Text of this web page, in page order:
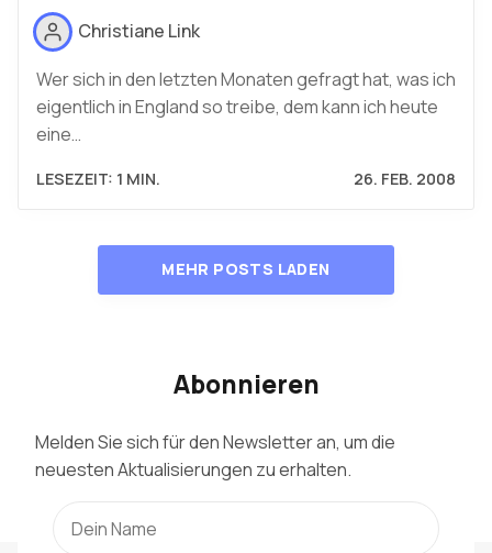
Christiane Link
Wer sich in den letzten Monaten gefragt hat, was ich
eigentlich in England so treibe, dem kann ich heute
eine…
LESEZEIT: 1 MIN. 26. FEB. 2008
MEHR POSTS LADEN
Abonnieren
Melden Sie sich für den Newsletter an, um die
neuesten Aktualisierungen zu erhalten.